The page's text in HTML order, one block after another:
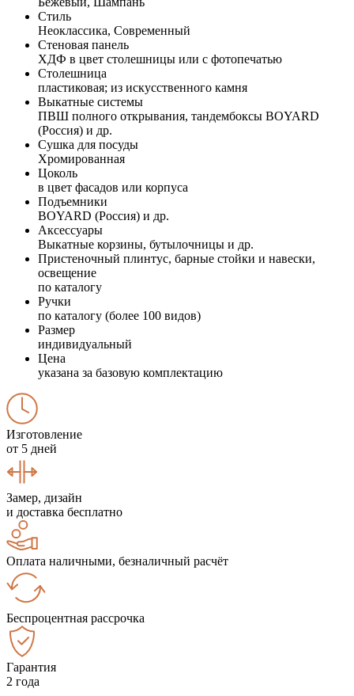
Стиль
Неоклассика, Современный
Стеновая панель
ХДФ в цвет столешницы или с фотопечатью
Столешница
пластиковая; из искусственного камня
Выкатные системы
ПВШ полного открывания, тандембоксы BOYARD
(Россия) и др.
Сушка для посуды
Хромированная
Цоколь
в цвет фасадов или корпуса
Подъемники
BOYARD (Россия) и др.
Аксессуары
Выкатные корзины, бутылочницы и др.
Пристеночный плинтус, барные стойки и навески,
освещение
по каталогу
Ручки
по каталогу (более 100 видов)
Размер
индивидуальный
Цена
указана за базовую комплектацию
Изготовление
от 5 дней
Замер, дизайн
и доставка бесплатно
Оплата наличными, безналичный расчёт
Беспроцентная рассрочка
Гарантия
2 года